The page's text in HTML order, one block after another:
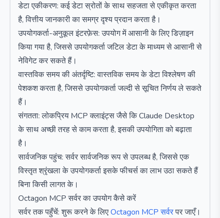
डेटा एकीकरण: कई डेटा स्रोतों के साथ सहजता से एकीकृत करता
है, वित्तीय जानकारी का समग्र दृश्य प्रदान करता है।
उपयोगकर्ता-अनुकूल इंटरफ़ेस: उपयोग में आसानी के लिए डिज़ाइन
किया गया है, जिससे उपयोगकर्ता जटिल डेटा के माध्यम से आसानी से
नेविगेट कर सकते हैं।
वास्तविक समय की अंतर्दृष्टि: वास्तविक समय के डेटा विश्लेषण की
पेशकश करता है, जिससे उपयोगकर्ता जल्दी से सूचित निर्णय ले सकते
हैं।
संगतता: लोकप्रिय MCP क्लाइंट्स जैसे कि Claude Desktop
के साथ अच्छी तरह से काम करता है, इसकी उपयोगिता को बढ़ाता
है।
सार्वजनिक पहुंच: सर्वर सार्वजनिक रूप से उपलब्ध है, जिससे एक
विस्तृत श्रृंखला के उपयोगकर्ता इसके फीचर्स का लाभ उठा सकते हैं
बिना किसी लागत के।
Octagon MCP सर्वर का उपयोग कैसे करें
सर्वर तक पहुँचें: शुरू करने के लिएOctagon MCP सर्वरपर जाएँ।